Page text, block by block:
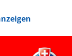
leider
dass